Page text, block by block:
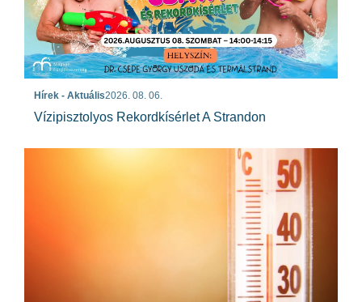
Hírek - Aktuális2026. 08. 06.
Vízipisztolyos Rekordkísérlet A Strandon